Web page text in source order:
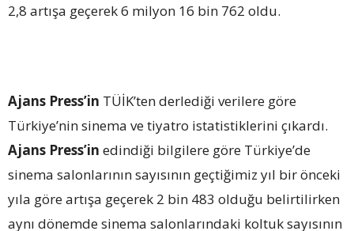
2,8 artışa geçerek 6 milyon 16 bin 762 oldu.
Ajans Press’in TÜİK’ten derlediği verilere göre
Türkiye’nin sinema ve tiyatro istatistiklerini çıkardı.
Ajans Press’in edindiği bilgilere göre Türkiye’de
sinema salonlarının sayısının geçtiğimiz yıl bir önceki
yıla göre artışa geçerek 2 bin 483 olduğu belirtilirken
aynı dönemde sinema salonlarındaki koltuk sayısının